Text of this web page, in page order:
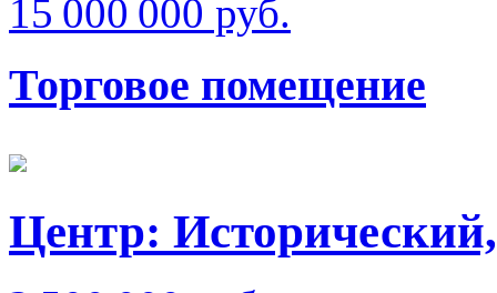
15 000 000 руб.
Торговое помещение
Центр: